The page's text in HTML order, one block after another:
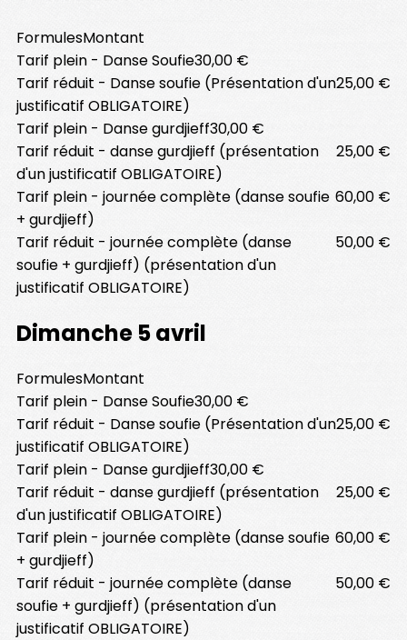
FormulesMontant
Tarif plein - Danse Soufie30,00 €
Tarif réduit - Danse soufie (Présentation d'un
justificatif OBLIGATOIRE)
25,00 €
Tarif plein - Danse gurdjieff30,00 €
Tarif réduit - danse gurdjieff (présentation
d'un justificatif OBLIGATOIRE)
25,00 €
Tarif plein - journée complète (danse soufie
+ gurdjieff)
60,00 €
Tarif réduit - journée complète (danse
soufie + gurdjieff) (présentation d'un
justificatif OBLIGATOIRE)
50,00 €
Dimanche 5 avril
FormulesMontant
Tarif plein - Danse Soufie30,00 €
Tarif réduit - Danse soufie (Présentation d'un
justificatif OBLIGATOIRE)
25,00 €
Tarif plein - Danse gurdjieff30,00 €
Tarif réduit - danse gurdjieff (présentation
d'un justificatif OBLIGATOIRE)
25,00 €
Tarif plein - journée complète (danse soufie
+ gurdjieff)
60,00 €
Tarif réduit - journée complète (danse
soufie + gurdjieff) (présentation d'un
justificatif OBLIGATOIRE)
50,00 €